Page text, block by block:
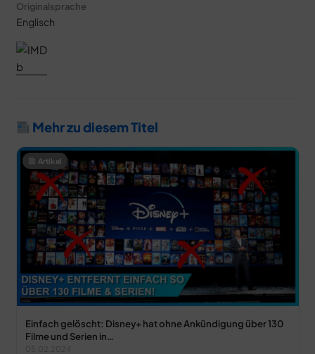
Originalsprache
Englisch
Mehr zu diesem Titel
Artikel
Einfach gelöscht: Disney+ hat ohne Ankündigung über 130
Filme und Serien in…
05.02.2024